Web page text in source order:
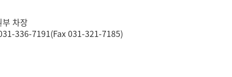
차장
336-7191(Fax 031-321-7185)